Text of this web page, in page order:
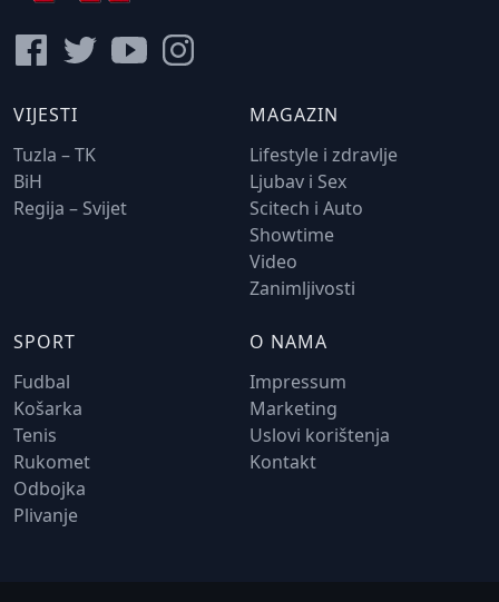
VIJESTI
Tuzla – TK
BiH
Regija – Svijet
MAGAZIN
Lifestyle i zdravlje
Ljubav i Sex
Scitech i Auto
Showtime
Video
Zanimljivosti
SPORT
Fudbal
Košarka
Tenis
Rukomet
Odbojka
Plivanje
O NAMA
Impressum
Marketing
Uslovi korištenja
Kontakt